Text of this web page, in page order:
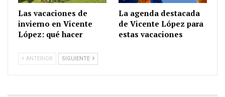
Las vacaciones de
invierno en Vicente
López: qué hacer
La agenda destacada
de Vicente López para
estas vacaciones
ANTERIOR SIGUIENTE